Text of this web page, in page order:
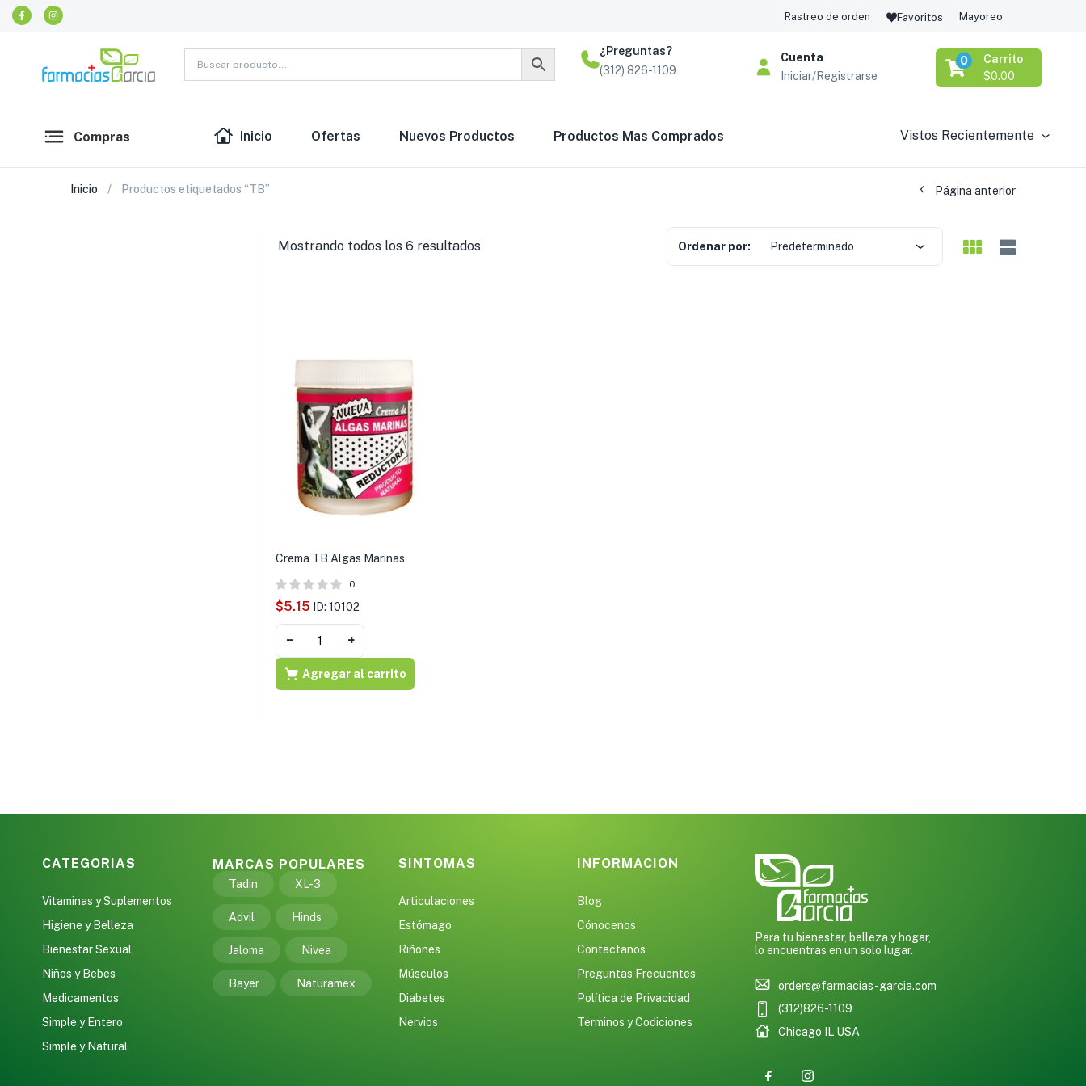
Rastreo de orden Favoritos Mayoreo
¿Preguntas?
(312) 826-1109
Cuenta
Iniciar/Registrarse
Carrito
0
$0.00
Compras Inicio Ofertas Nuevos Productos Productos Mas Comprados Vistos Recientemente
Inicio Productos etiquetados “TB” Página anterior
Mostrando todos los 6 resultados Ordenar por: Predeterminado
Crema TB Algas Marinas
0
$5.15 ID: 10102
− +
Agregar al carrito
CATEGORIAS
Vitaminas y Suplementos
Higiene y Belleza
Bienestar Sexual
Niños y Bebes
Medicamentos
Simple y Entero
Simple y Natural
MARCAS POPULARES
Tadin XL-3
Advil Hinds
Jaloma Nivea
Bayer Naturamex
SINTOMAS
Articulaciones
Estómago
Riñones
Músculos
Diabetes
Nervios
INFORMACION
Blog
Cónocenos
Contactanos
Preguntas Frecuentes
Política de Privacidad
Terminos y Codiciones
Para tu bienestar, belleza y hogar,
lo encuentras en un solo lugar.
orders@farmacias-garcia.com
(312)826-1109
Chicago IL USA